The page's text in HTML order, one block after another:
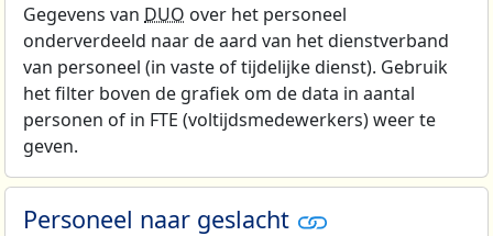
Gegevens van DUO over het personeel
onderverdeeld naar de aard van het dienstverband
van personeel (in vaste of tijdelijke dienst). Gebruik
het filter boven de grafiek om de data in aantal
personen of in FTE (voltijdsmedewerkers) weer te
geven.
Personeel naar geslacht